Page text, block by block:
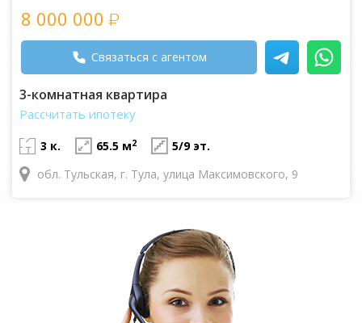
8 000 000
Связаться с агентом
3-комнатная квартира
Рассчитать ипотеку
3 к. 65.5 м2
5/9 эт.
обл. Тульская, г. Тула, улица Максимовского, 9